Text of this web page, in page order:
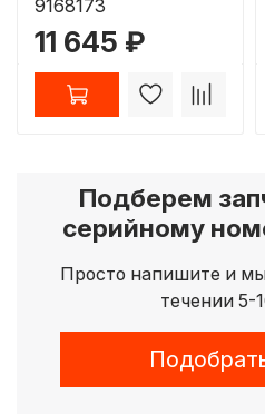
9168173
11 645 ₽
Подберем
серийному
Просто напишите и
течении 5-